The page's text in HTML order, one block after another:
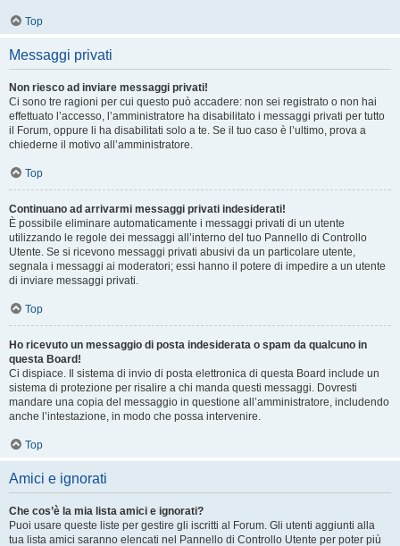
Top
Messaggi privati
Non riesco ad inviare messaggi privati!
Ci sono tre ragioni per cui questo può accadere: non sei registrato o non hai
effettuato l’accesso, l’amministratore ha disabilitato i messaggi privati per tutto
il Forum, oppure li ha disabilitati solo a te. Se il tuo caso è l’ultimo, prova a
chiederne il motivo all’amministratore.
Top
Continuano ad arrivarmi messaggi privati indesiderati!
È possibile eliminare automaticamente i messaggi privati ​​di un utente
utilizzando le regole dei messaggi all’interno del tuo Pannello di Controllo
Utente. Se si ricevono messaggi privati ​​abusivi da un particolare utente,
segnala i messaggi ai moderatori; essi hanno il potere di impedire a un utente
di inviare messaggi privati​​.
Top
Ho ricevuto un messaggio di posta indesiderata o spam da qualcuno in
questa Board!
Ci dispiace. Il sistema di invio di posta elettronica di questa Board include un
sistema di protezione per risalire a chi manda questi messaggi. Dovresti
mandare una copia del messaggio in questione all’amministratore, includendo
anche l’intestazione, in modo che possa intervenire.
Top
Amici e ignorati
Che cos’è la mia lista amici e ignorati?
Puoi usare queste liste per gestire gli iscritti al Forum. Gli utenti aggiunti alla
tua lista amici saranno elencati nel Pannello di Controllo Utente per poter più